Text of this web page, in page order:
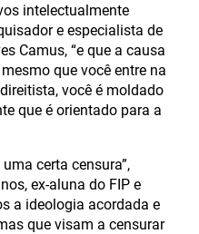
intelectualmente
e especialista de
Camus, “e que a causa
que você entre na
você é moldado
que é orientado para a
certa censura”,
ex-aluna do FIP e
a ideologia acordada e
que visam a censurar